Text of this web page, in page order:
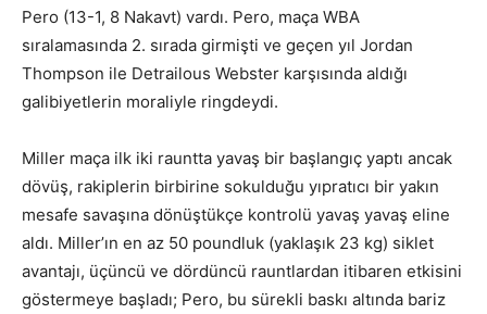
Pero (13-1, 8 Nakavt) vardı. Pero, maça WBA
sıralamasında 2. sırada girmişti ve geçen yıl Jordan
Thompson ile Detrailous Webster karşısında aldığı
galibiyetlerin moraliyle ringdeydi.
Miller maça ilk iki rauntta yavaş bir başlangıç yaptı ancak
dövüş, rakiplerin birbirine sokulduğu yıpratıcı bir yakın
mesafe savaşına dönüştükçe kontrolü yavaş yavaş eline
aldı. Miller’ın en az 50 poundluk (yaklaşık 23 kg) siklet
avantajı, üçüncü ve dördüncü rauntlardan itibaren etkisini
göstermeye başladı; Pero, bu sürekli baskı altında bariz